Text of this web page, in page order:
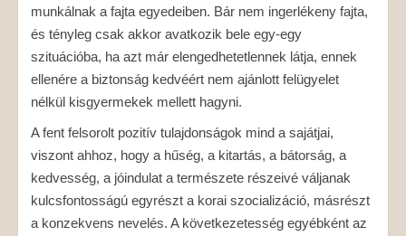
munkálnak a fajta egyedeiben. Bár nem ingerlékeny fajta,
és tényleg csak akkor avatkozik bele egy-egy
szituációba, ha azt már elengedhetetlennek látja, ennek
ellenére a biztonság kedvéért nem ajánlott felügyelet
nélkül kisgyermekek mellett hagyni.
A fent felsorolt pozitív tulajdonságok mind a sajátjai,
viszont ahhoz, hogy a hűség, a kitartás, a bátorság, a
kedvesség, a jóindulat a természete részeivé váljanak
kulcsfontosságú egyrészt a korai szocializáció, másrészt
a konzekvens nevelés. A következetesség egyébként az